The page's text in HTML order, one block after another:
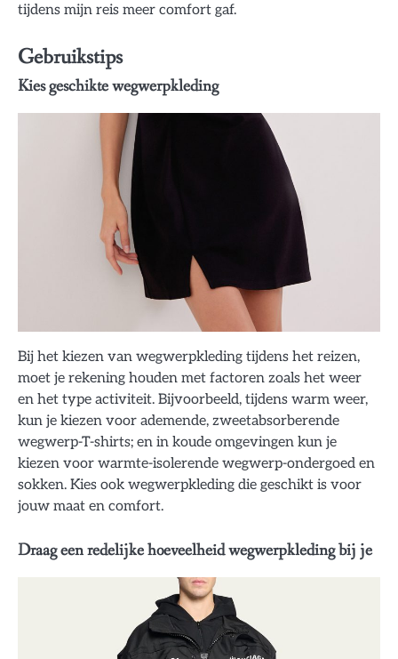
tijdens mijn reis meer comfort gaf.
Gebruikstips
Kies geschikte wegwerpkleding
Bij het kiezen van wegwerpkleding tijdens het reizen,
moet je rekening houden met factoren zoals het weer
en het type activiteit. Bijvoorbeeld, tijdens warm weer,
kun je kiezen voor ademende, zweetabsorberende
wegwerp-T-shirts; en in koude omgevingen kun je
kiezen voor warmte-isolerende wegwerp-ondergoed en
sokken. Kies ook wegwerpkleding die geschikt is voor
jouw maat en comfort.
Draag een redelijke hoeveelheid wegwerpkleding bij je